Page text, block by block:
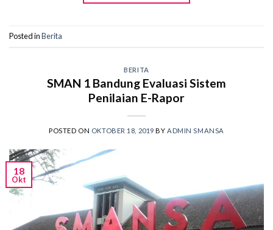
Posted inBerita
BERITA
SMAN 1 Bandung Evaluasi Sistem
Penilaian E-Rapor
POSTED ON OKTOBER 18, 2019 BYADMIN SMANSA
18
Okt